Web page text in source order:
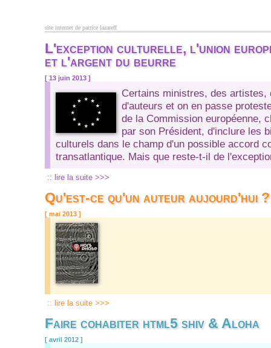
site internet de patrice lazareff
L'exception culturelle, l'union
et l'argent du beurre
[ 13 juin 2013 ]
Certains ministres, des artistes,
d'auteurs et on en passe
de la Commission européenne,
par son Président, d'inclure les
culturels dans le champ d'un possible accord
transatlantique. Mais que reste-t-il de
:: lire la suite >>>
Qu'est-ce qu'un auteur aujourd'hui ?
[ mai 2013 ]
:: lire la suite >>>
Faire cohabiter html5 shiv & Aloha
[ avril 2012 ]